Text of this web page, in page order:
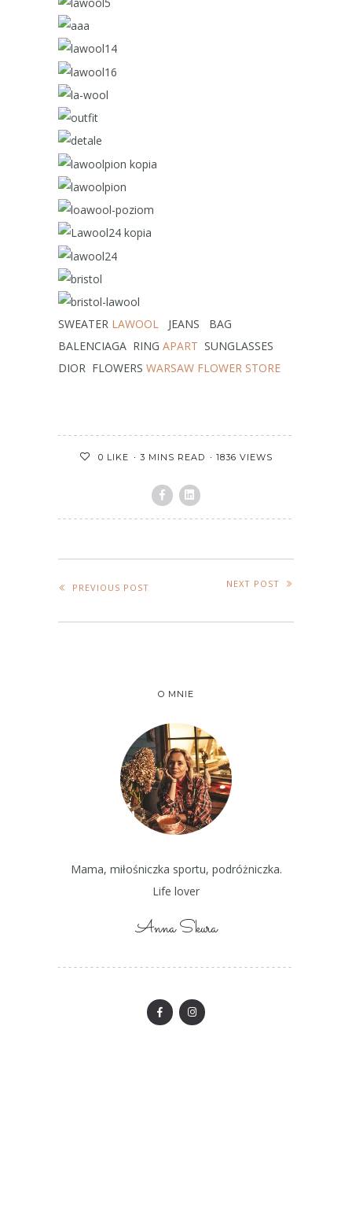
SWEATER LAWOOL JEANS BAG
BALENCIAGA RING APART SUNGLASSES
DIOR FLOWERS WARSAW FLOWER STORE
0 LIKE 3 MINS READ 1836 VIEWS
PREVIOUS POST NEXT POST
O MNIE
Mama, miłośniczka sportu, podróżniczka.
Life lover
Anna Skura